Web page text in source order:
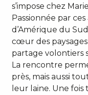
s’impose chez
Passionnée par
d’Amérique du
cœur des
partage volontiers
La rencontre
près, mais aussi
leur laine. Une